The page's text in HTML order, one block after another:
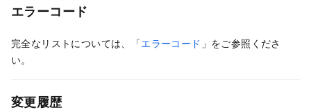
エラーコード
完全なリストについては、「エラーコード 」をご参照くださ
い。
変更履歴